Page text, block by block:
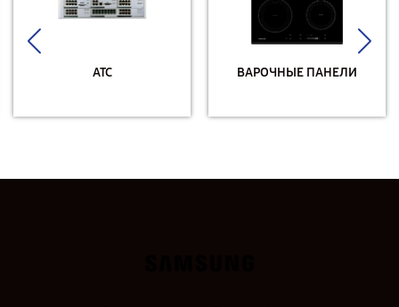
АТС ВАРОЧНЫЕ ПАНЕЛИ